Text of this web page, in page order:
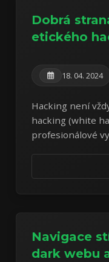
Dobrá
etického
18. 04. 2024
Hacking není
hacking (white
profesionálové
zranitelností
zneužít.
Navigace
dark webu